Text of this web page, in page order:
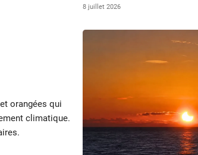
orangées qui
climatique.
8 juillet 2026